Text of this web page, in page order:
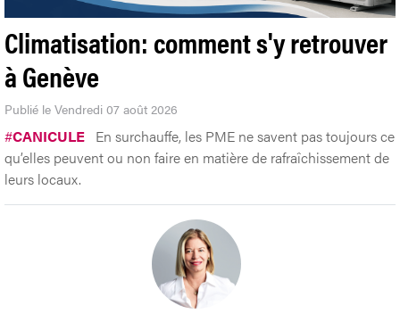
Climatisation: comment s'y retrouver
à Genève
Publié le Vendredi 07 août 2026
#CANICULE En surchauffe, les PME ne savent pas toujours ce
qu’elles peuvent ou non faire en matière de rafraîchissement de
leurs locaux.